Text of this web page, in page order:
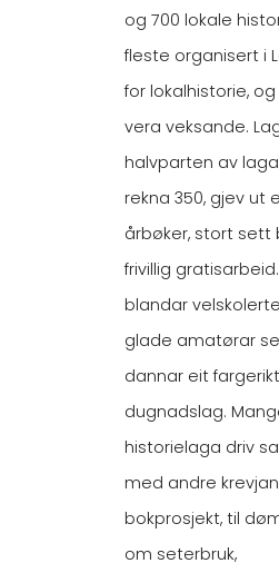
og 700 lokale
fleste organisert i
for lokalhistorie,
vera veksande.
halvparten av
rekna 350, gjev ut
årbøker, stort sett
frivillig
blandar
glade amatørar
dannar eit fargerikt
dugnadslag.
historielaga driv
med andre
bokprosjekt, til
om seterbruk,